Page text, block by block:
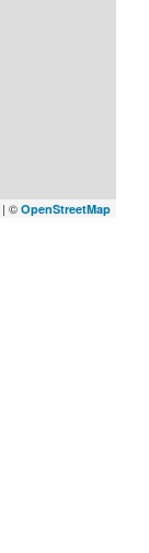
| © OpenStreetMap